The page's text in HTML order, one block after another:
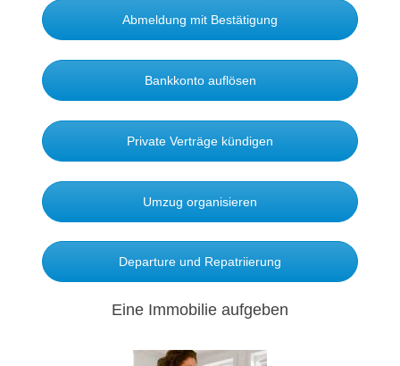
Abmeldung mit Bestätigung
Bankkonto auflösen
Private Verträge kündigen
Umzug organisieren
Departure und Repatriierung
Eine Immobilie aufgeben